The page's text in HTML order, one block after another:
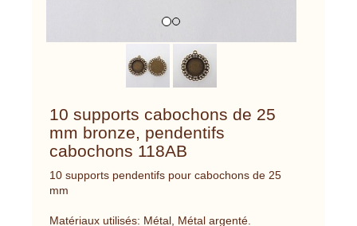
10 supports cabochons de 25
mm bronze, pendentifs
cabochons 118AB
10 supports pendentifs pour cabochons de 25
mm
Matériaux utilisés: Métal, Métal argenté.